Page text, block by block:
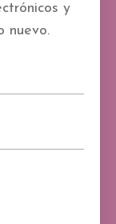
y
nuevo.